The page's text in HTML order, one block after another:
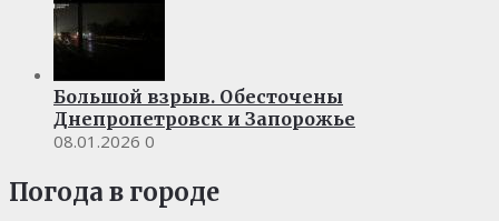
Большой взрыв. Обесточены
Днепропетровск и Запорожье
08.01.2026 0
Погода в городе